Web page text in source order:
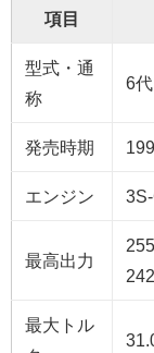
項目
型式・通
称
6
発売時期
エンジン
最高出力
最大トル